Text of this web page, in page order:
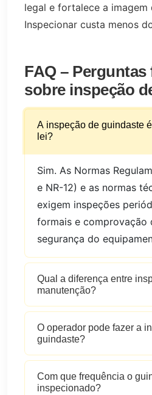
legal e fortalece a imagem
Inspecionar custa menos
FAQ –
sobre inspeção
A inspeção de guindaste
lei?
Sim. As Normas
e NR-12) e as normas
exigem inspeções
formais e comprovação
segurança do
Qual a diferença entre
manutenção?
O operador pode fazer a
guindaste?
Com que frequência o
inspecionado?